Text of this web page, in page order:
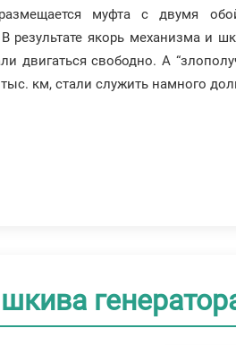
размещается муфта с двумя
результате якорь механизма и
двигаться свободно. А
км, стали служить намного